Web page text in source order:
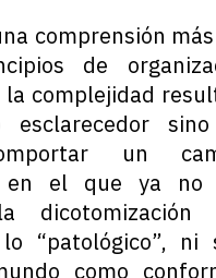
comprensión
de
la complejidad
esclarecedor
un
en el que ya no
dicotomización
“patológico”, ni
como